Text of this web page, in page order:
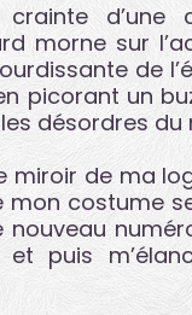
d’une
morne sur
de
picorant un
désordres du
miroir de ma
costume
nouveau
puis